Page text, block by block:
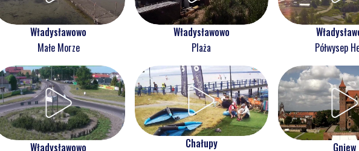
Władysławowo
Małe Morze
Władysławowo
Plaża
Półwysep
Władysławowo
Chałupy
Gniew